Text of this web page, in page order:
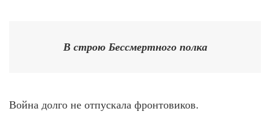
В строю Бессмертного полка
Война долго не отпускала фронтовиков.